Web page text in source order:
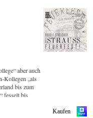
aber auch
Kollegen „als
bis zum
fesselt bis
Kaufen